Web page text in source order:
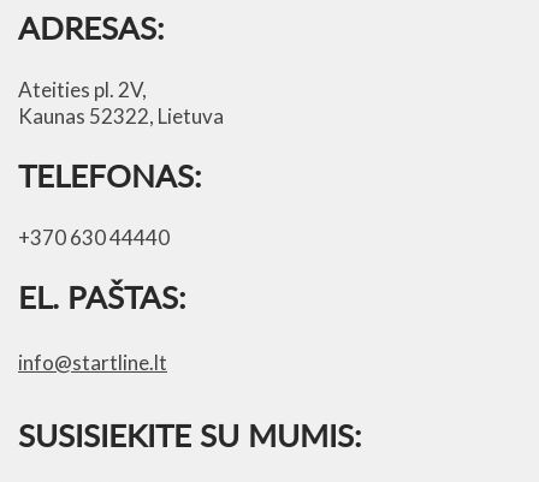
ADRESAS:
Ateities pl. 2V,
Kaunas 52322, Lietuva
TELEFONAS:
+370 630 44440
EL. PAŠTAS:
info@startline.lt
SUSISIEKITE SU MUMIS: